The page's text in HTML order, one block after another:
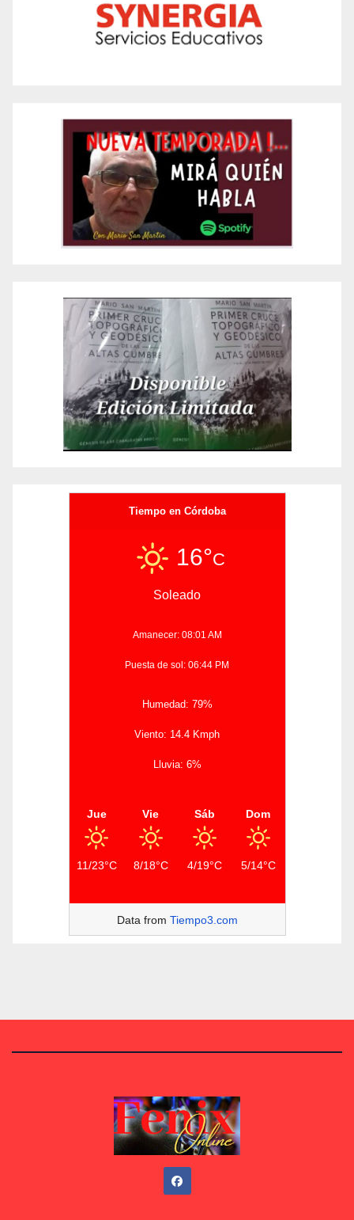
Tiempo en Córdoba
16°C
Soleado
Amanecer: 08:01 AM
Puesta de sol: 06:44 PM
Humedad: 79%
Viento: 14.4 Kmph
Lluvia: 6%
Jue
11/23°C
Vie
8/18°C
Sáb
4/19°C
Dom
5/14°C
Data from Tiempo3.com